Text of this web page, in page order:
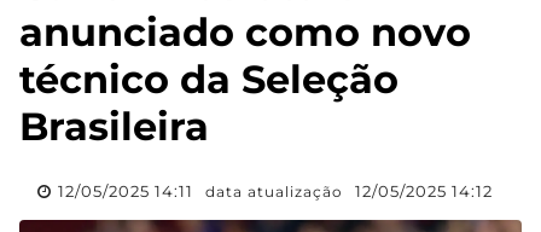
anunciado como novo
técnico da Seleção
Brasileira
12/05/2025 14:11 data atualização 12/05/2025 14:12